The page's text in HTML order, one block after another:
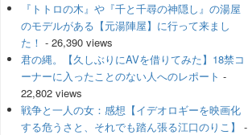
エ
『トトロの木』や『千と千尋の神隠し』の湯屋
のモデルがある【元湯陣屋】に行って来まし
た！ - 26,390 views
君の縄。【久しぶりにAVを借りてみた】18禁コ
ーナーに入ったことのない人へのレポート -
22,802 views
戦争と一人の女：感想【イデオロギーを映画化
する危うさと、それでも踏ん張る江口のりこ】
-